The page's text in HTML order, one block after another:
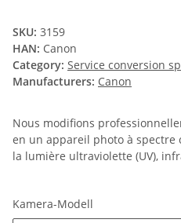
SKU: 3159
HAN: Canon
Category: Service conversion
Manufacturers: Canon
Nous modifions
en un appareil photo à
la lumière ultraviolette (UV),
Kamera-Modell